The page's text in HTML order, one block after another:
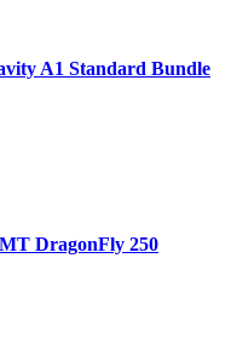
A1 Standard Bundle
DragonFly 250